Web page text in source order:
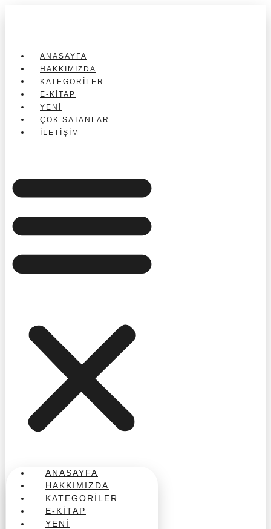
ANASAYFA
HAKKIMIZDA
KATEGORILER
E-KITAP
YENI
ÇOK SATANLAR
İLETIŞIM
ANASAYFA
HAKKIMIZDA
KATEGORILER
E-KITAP
YENI